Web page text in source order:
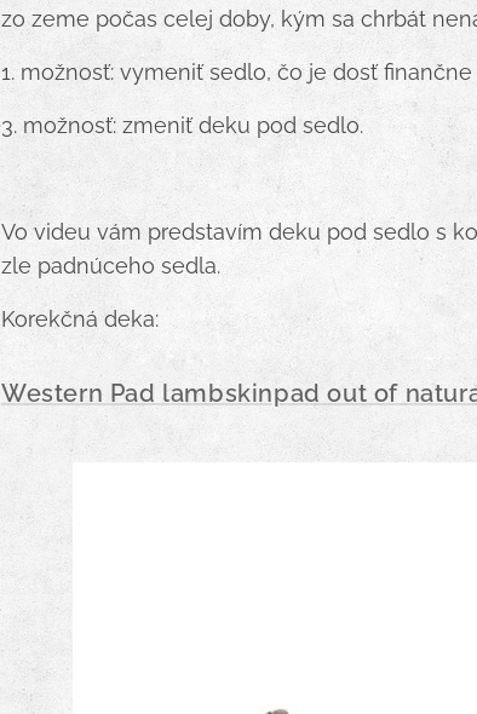
zo zeme počas celej doby, kým sa chrbát
1. možnosť: vymeniť sedlo, čo je dosť
3. možnosť: zmeniť deku pod sedlo.
Vo videu vám predstavím deku pod sedlo s
zle padnúceho sedla.
Korekčná deka:
Western Pad lambskinpad out of